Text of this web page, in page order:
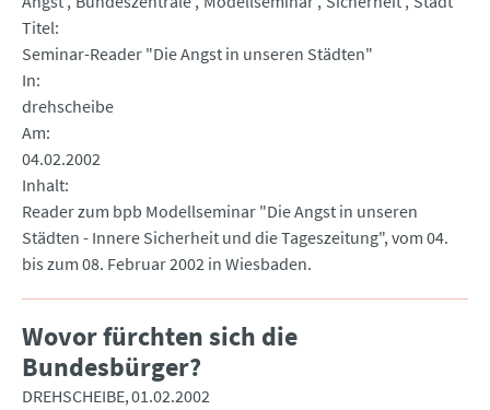
Titel
Seminar-Reader "Die Angst in unseren Städten"
In
drehscheibe
Am
04.02.2002
Inhalt
Reader zum bpb Modellseminar "Die Angst in unseren
Städten - Innere Sicherheit und die Tageszeitung", vom 04.
bis zum 08. Februar 2002 in Wiesbaden.
Wovor fürchten sich die
Bundesbürger?
DREHSCHEIBE 01.02.2002